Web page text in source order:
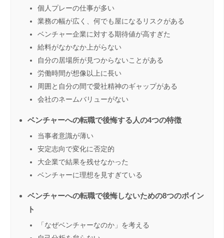
個人プレーの仕事が多い
業務の幅が広く、何でも屋になるリスクがある
ベンチャー企業に対する期待値が高すぎた
給料がなかなか上がらない
自分の居場所が見つからないことがある
労働時間が想像以上に長い
周囲と自分の間で愛社精神のギャップがある
会社のネームバリューがない
ベンチャーへの転職で後悔する人の4つの特徴
当事者意識が薄い
安定志向で変化に否定的
大企業で結果を残せなかった
ベンチャーに理想を見すぎている
ベンチャーへの転職で後悔しないための8つのポイン
ト
「なぜベンチャーなのか」を考える